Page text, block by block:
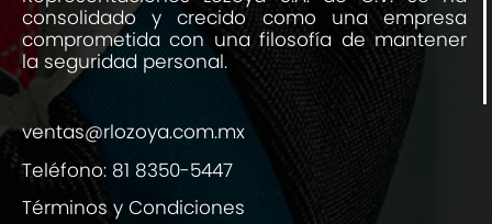
consolidado y crecido como una empresa
comprometida con una filosofía de mantener
la seguridad personal.
ventas@rlozoya.com.mx
Teléfono: 81 8350-5447
Términos y Condiciones